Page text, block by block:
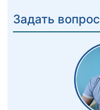
Задать вопрос